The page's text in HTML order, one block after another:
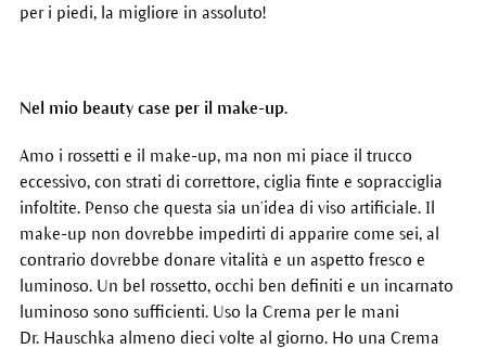
per i piedi, la migliore in assoluto!
Nel mio beauty case per il make-up.
Amo i rossetti e il make-up, ma non mi piace il trucco
eccessivo, con strati di correttore, ciglia finte e sopracciglia
infoltite. Penso che questa sia un’idea di viso artificiale. Il
make-up non dovrebbe impedirti di apparire come sei, al
contrario dovrebbe donare vitalità e un aspetto fresco e
luminoso. Un bel rossetto, occhi ben definiti e un incarnato
luminoso sono sufficienti. Uso la Crema per le mani
Dr. Hauschka almeno dieci volte al giorno. Ho una Crema